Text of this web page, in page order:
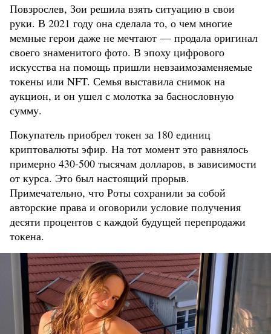
Повзрослев, Зои решила взять ситуацию в свои
руки. В 2021 году она сделала то, о чем многие
мемные герои даже не мечтают — продала оригинал
своего знаменитого фото. В эпоху цифрового
искусства на помощь пришли невзаимозаменяемые
токены или NFT. Семья выставила снимок на
аукцион, и он ушел с молотка за баснословную
сумму.
Покупатель приобрел токен за 180 единиц
криптовалюты эфир. На тот момент это равнялось
примерно 430-500 тысячам долларов, в зависимости
от курса. Это был настоящий прорыв.
Примечательно, что Роты сохранили за собой
авторские права и оговорили условие получения
десяти процентов с каждой будущей перепродажи
токена.